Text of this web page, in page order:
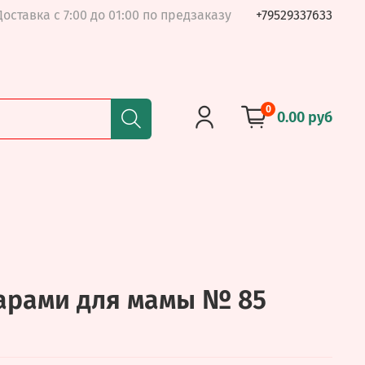
с 7:00 до 01:00 по предзаказу +79529337633
0 0.00 руб
для мамы № 85